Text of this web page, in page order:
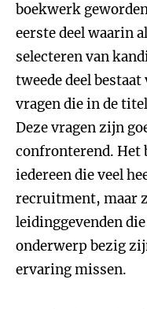
boekwerk
eerste deel waarin
selecteren van
tweede deel
vragen die in de
Deze vragen zijn
confronterend. Het
iedereen die veel
recruitment, maar
leidinggevenden
onderwerp bezig
ervaring missen.